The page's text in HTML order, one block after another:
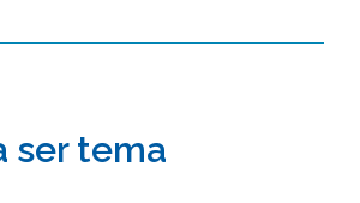
ser tema